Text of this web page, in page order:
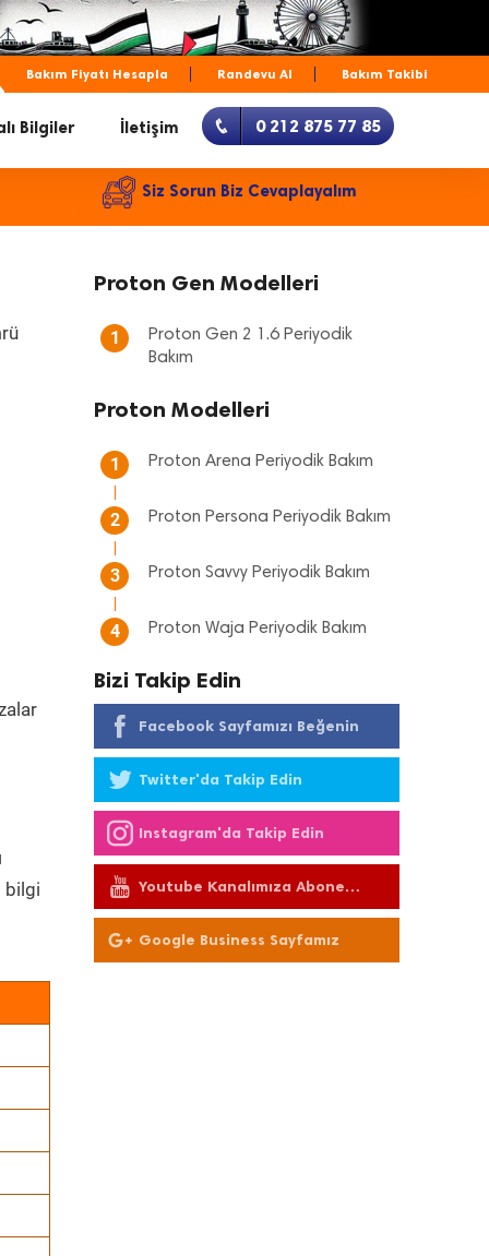
Bakım Fiyatı Hesapla Randevu Al Bakım Takibi
Bilgiler İletişim 0 212 875 77 85
Siz Sorun Biz Cevaplayalım
bilgi
Proton Gen Modelleri
1
Proton Gen 2 1.6 Periyodik
Bakım
Proton Modelleri
1 Proton Arena Periyodik Bakım
2 Proton Persona Periyodik Bakım
3 Proton Savvy Periyodik Bakım
4 Proton Waja Periyodik Bakım
Bizi Takip Edin
Facebook Sayfamızı Beğenin
Twitter'da Takip Edin
Instagram'da Takip Edin
Youtube Kanalımıza Abone
Olun
Google Business Sayfamız